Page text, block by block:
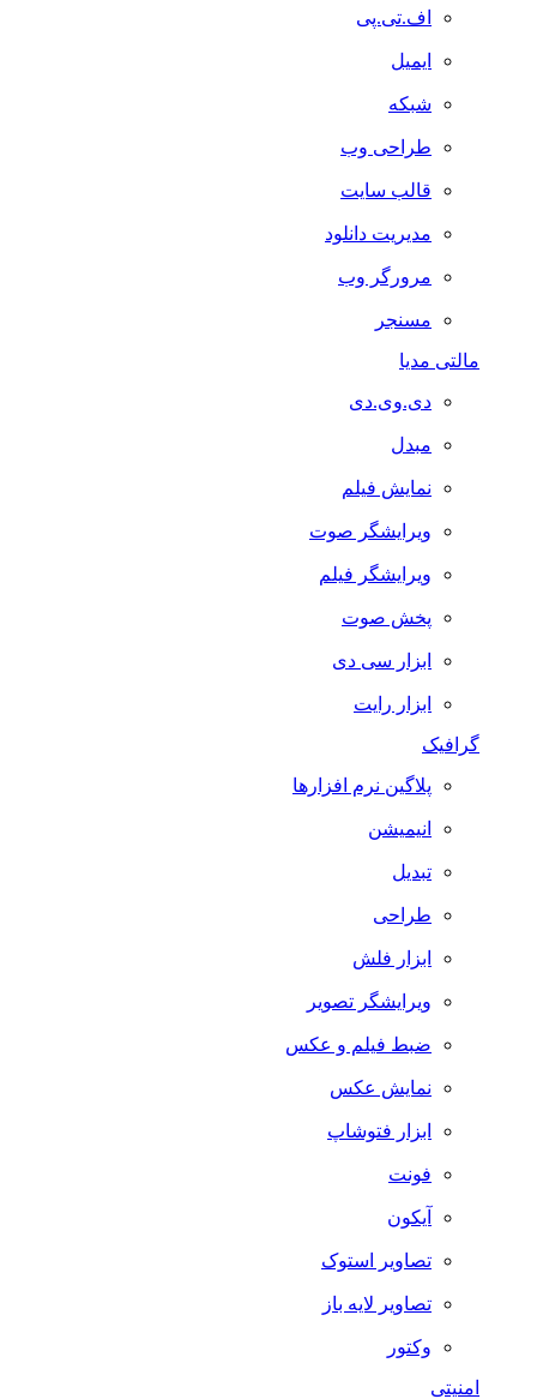
اف.تی.پی
ایمیل
شبکه
طراحی وب
قالب سایت
مدیریت دانلود
مرورگر وب
مسنجر
مالتی مدیا
دی.وی.دی
مبدل
نمایش فیلم
ویرایشگر صوت
ویرایشگر فیلم
پخش صوت
ابزار سی دی
ابزار رایت
گرافیک
پلاگین نرم افزارها
انیمیشن
تبدیل
طراحی
ابزار فلش
ویرایشگر تصویر
ضبط فيلم و عكس
نمایش عکس
ابزار فتوشاپ
فونت
آیکون
تصاویر استوک
تصاویر لایه باز
وکتور
امنیتی